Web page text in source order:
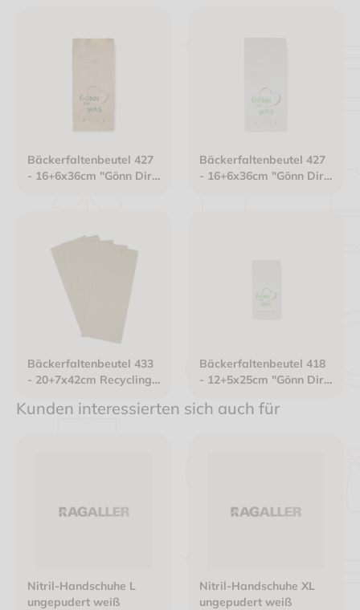
Bäckerfaltenbeutel 427
- 16+6x36cm "Gönn Dir
Bäckerfaltenbeutel 427
- 16+6x36cm "Gönn Dir
Bäckerfaltenbeutel 433
- 20+7x42cm Recycling
braun
Bäckerfaltenbeutel 418
- 12+5x25cm "Gönn Dir
gefädelt weiß
Kunden interessierten sich auch für
Nitril-Handschuhe L
ungepudert weiß
Nitril-Handschuhe XL
ungepudert weiß